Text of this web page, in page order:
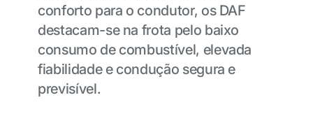
conforto para o condutor, os DAF
destacam-se na frota pelo baixo
consumo de combustível, elevada
fiabilidade e condução segura e
previsível.